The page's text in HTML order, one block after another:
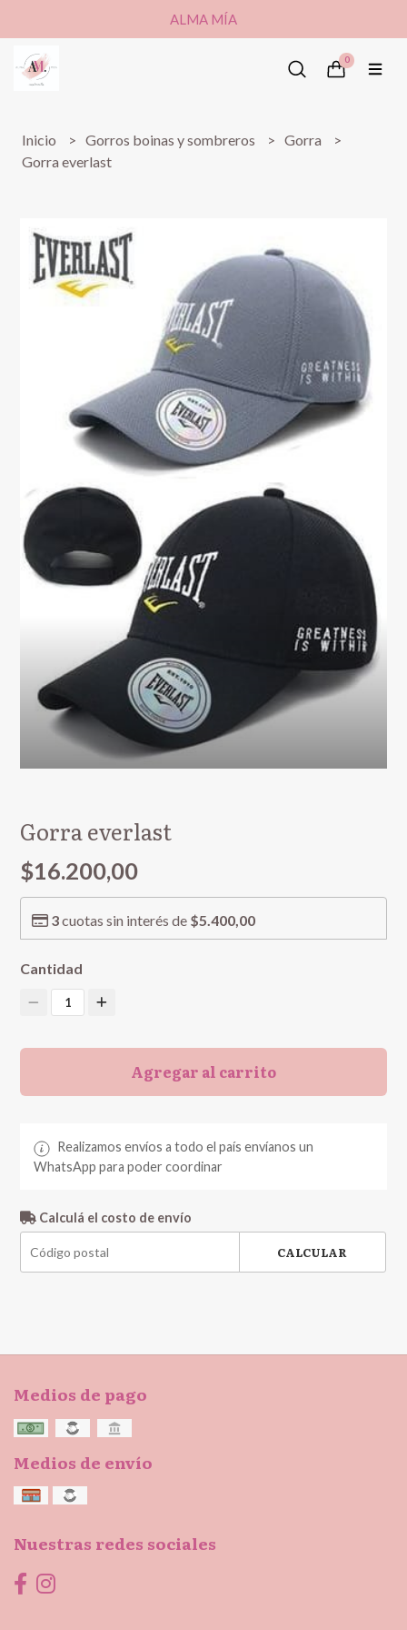
ALMA MÍA
0
Inicio Gorros boinas y sombreros
Gorra
Gorra everlast
Gorra everlast
$16.200,00
3cuotas sin interés de $5.400,00
Cantidad
1
Agregar al carrito
Realizamos envíos a todo el país envíanos un
WhatsApp para poder coordinar
Calculá el costo de envío
CALCULAR
Medios de pago
Medios de envío
Nuestras redes sociales